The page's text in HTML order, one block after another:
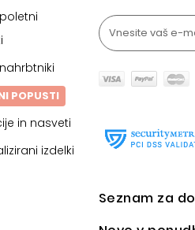
POPUSTI
in nasveti
izdelki
Seznam za